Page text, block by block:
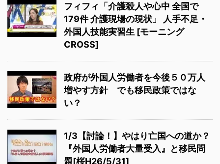
フィフィ「介護殺人や心中 全国で
179件 介護現場の現状」 人手不足・
外国人技能実習生 [モーニング
CROSS]
政府が外国人労働者を今後５０万人
増やす方針 でも移民政策ではな
い？
1/3【討論！】やはり亡国への道か？
『外国人労働者大量受入』と移民問
題[桜H26/5/31]